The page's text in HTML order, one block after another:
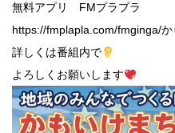
無料アプリ FMプラプラ
https://fmplapla.com/fmginga/か
詳しくは番組内で
よろしくお願いします